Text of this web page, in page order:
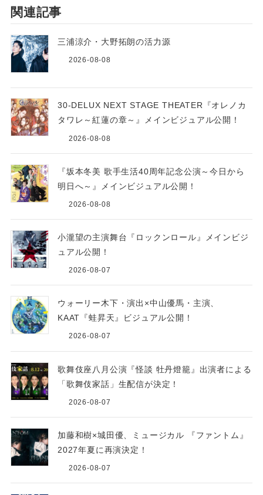
関連記事
三浦涼介・大野拓朗の活力源
2026-08-08
30-DELUX NEXT STAGE THEATER『オレノカ
タワレ～紅蓮の章～』メインビジュアル公開！
2026-08-08
『坂本冬美 歌手生活40周年記念公演～今日から
明日へ～』メインビジュアル公開！
2026-08-08
小瀧望の主演舞台『ロックンロール』メインビジ
ュアル公開！
2026-08-07
ウォーリー木下・演出×中山優馬・主演、
KAAT『蛙昇天』ビジュアル公開！
2026-08-07
歌舞伎座八月公演『怪談 牡丹燈籠』出演者による
「歌舞伎家話」生配信が決定！
2026-08-07
加藤和樹×城田優、ミュージカル 『ファントム』
2027年夏に再演決定！
2026-08-07